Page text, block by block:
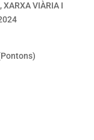
XARXA VIÀRIA I